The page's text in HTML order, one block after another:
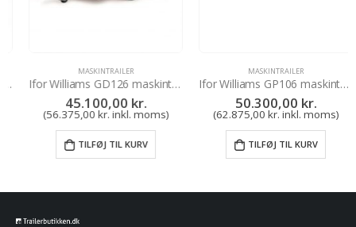
MASKINTRAILER
Ifor Williams GD126 maskintrailer
45.100,00kr.
56.375,00kr. inkl. moms)
TILFØJ TIL KURV
MASKINTRAILER
Ifor Williams GP106 maskintrailer
50.300,00kr.
62.875,00kr. inkl. moms)
TILFØJ TIL KURV